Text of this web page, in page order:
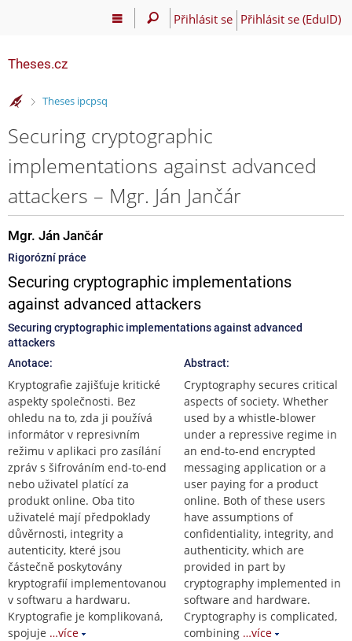
Přihlásit se Přihlásit se (EduID)
Theses.cz
>
Theses ipcpsq
Securing cryptographic
implementations against advanced
attackers – Mgr. Ján Jančár
Mgr. Ján Jančár
Rigorózní práce
Securing cryptographic implementations
against advanced attackers
Securing cryptographic implementations against advanced
attackers
Anotace:
Kryptografie zajišťuje kritické
aspekty společnosti. Bez
ohledu na to, zda ji používá
informátor v represivním
režimu v aplikaci pro zasílání
zpráv s šifrováním end-to-end
nebo uživatel platící za
produkt online. Oba tito
uživatelé mají předpoklady
důvěrnosti, integrity a
autenticity, které jsou
částečně poskytovány
kryptografií implementovanou
v softwaru a hardwaru.
Kryptografie je komplikovaná,
spojuje …více
Abstract:
Cryptography secures critical
aspects of society. Whether
used by a whistle-blower
under a repressive regime in
an end-to-end encrypted
messaging application or a
user paying for a product
online. Both of these users
have assumptions of
confidentiality, integrity, and
authenticity, which are
provided in part by
cryptography implemented in
software and hardware.
Cryptography is complicated,
combining …více